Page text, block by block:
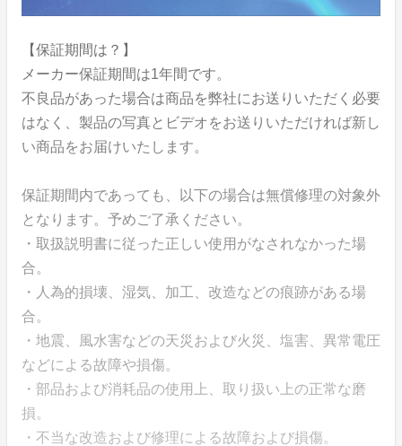
【保証期間は？】
メーカー保証期間は1年間です。
不良品があった場合は商品を弊社にお送りいただく必要
はなく、製品の写真とビデオをお送りいただければ新し
い商品をお届けいたします。
保証期間内であっても、以下の場合は無償修理の対象外
となります。予めご了承ください。
・取扱説明書に従った正しい使用がなされなかった場
合。
・人為的損壊、湿気、加工、改造などの痕跡がある場
合。
・地震、風水害などの天災および火災、塩害、異常電圧
などによる故障や損傷。
・部品および消耗品の使用上、取り扱い上の正常な磨
損。
・不当な改造および修理による故障および損傷。